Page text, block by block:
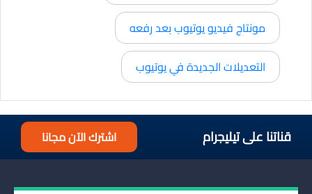
مونتاج فيديو يوتيوب بعد رفعه
التعديلات الجديدة في يوتيوب
قناتنا على تيليجرام اشترك الآن مجانا